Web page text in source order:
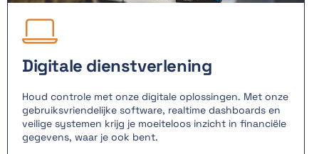

Digitale dienstverlening
Houd controle met onze digitale oplossingen. Met onze
gebruiksvriendelijke software, realtime dashboards en
veilige systemen krijg je moeiteloos inzicht in financiële
gegevens, waar je ook bent.